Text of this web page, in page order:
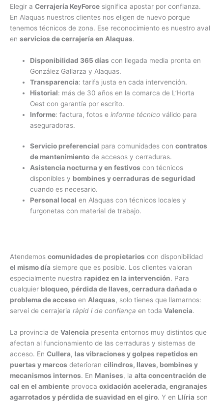
Elegir a Cerrajería KeyForce significa apostar por confianza.
En Alaquas nuestros clientes nos eligen de nuevo porque
tenemos técnicos de zona. Ese reconocimiento es nuestro aval
en servicios de cerrajería en Alaquas.
Disponibilidad 365 días con llegada media pronta en
González Gallarza y Alaquas.
Transparencia: tarifa justa en cada intervención.
Historial: más de 30 años en la comarca de L’Horta
Oest con garantía por escrito.
Informe: factura, fotos einforme técnico válido para
aseguradoras.
Servicio preferencial para comunidades concontratos
de mantenimiento de accesos y cerraduras.
Asistencia nocturna y en festivos con técnicos
disponibles y bombines y cerraduras de seguridad
cuando es necesario.
Personal local en Alaquas con técnicos locales y
furgonetas con material de trabajo.
Atendemos comunidades de propietarios con disponibilidad
el mismo día siempre que es posible. Los clientes valoran
especialmente nuestra rapidez en la intervención. Para
cualquier bloqueo, pérdida de llaves, cerradura dañada o
problema de acceso en Alaquas, solo tienes que llamarnos:
servei de cerrajeria ràpid i de confiança en toda Valencia.
La provincia de Valencia presenta entornos muy distintos que
afectan al funcionamiento de las cerraduras y sistemas de
acceso. En Cullera, las vibraciones y golpes repetidos en
puertas y marcos deterioran cilindros, llaves, bombines y
mecanismos internos. En Manises, la alta concentración de
cal en el ambiente provoca oxidación acelerada, engranajes
agarrotados y pérdida de suavidad en el giro. Y en Llíria son